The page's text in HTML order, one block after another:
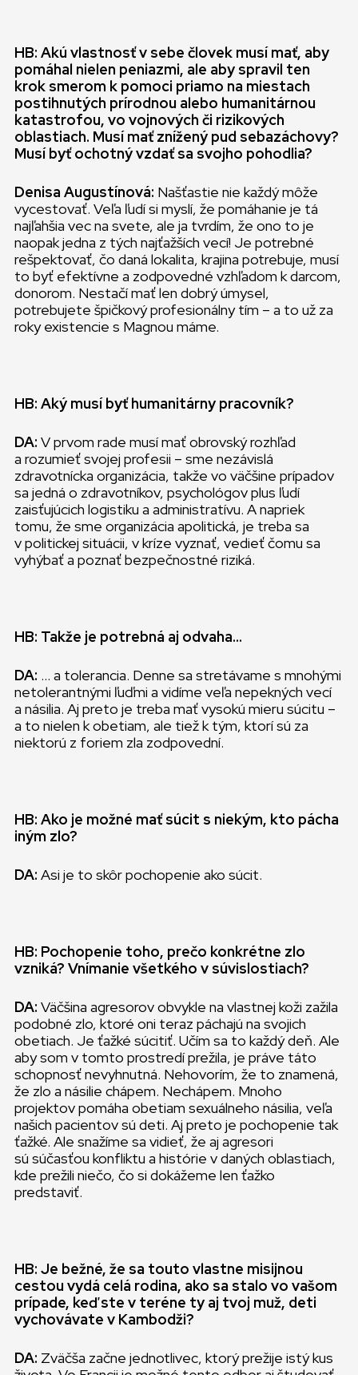
HB: Akú vlastnosť v sebe človek musí mať, aby
pomáhal nielen peniazmi, ale aby spravil ten
krok smerom k pomoci priamo na miestach
postihnutých prírodnou alebo humanitárnou
katastrofou, vo vojnových či rizikových
oblastiach. Musí mať znížený pud sebazáchovy?
Musí byť ochotný vzdať sa svojho pohodlia?
Denisa Augustínová: Našťastie nie každý môže
vycestovať. Veľa ľudí si myslí, že pomáhanie je tá
najľahšia vec na svete, ale ja tvrdím, že ono to je
naopak jedna z tých najťažších vecí! Je potrebné
rešpektovať, čo daná lokalita, krajina potrebuje, musí
to byť efektívne a zodpovedné vzhľadom k darcom,
donorom. Nestačí mať len dobrý úmysel,
potrebujete špičkový profesionálny tím – a to už za
roky existencie s Magnou máme.
HB: Aký musí byť humanitárny pracovník?
DA: V prvom rade musí mať obrovský rozhľad
a rozumieť svojej profesii – sme nezávislá
zdravotnícka organizácia, takže vo väčšine prípadov
sa jedná o zdravotníkov, psychológov plus ľudí
zaisťujúcich logistiku a administratívu. A napriek
tomu, že sme organizácia apolitická, je treba sa
v politickej situácii, v kríze vyznať, vedieť čomu sa
vyhýbať a poznať bezpečnostné riziká.
HB: Takže je potrebná aj odvaha…
DA: … a tolerancia. Denne sa stretávame s mnohými
netolerantnými ľuďmi a vidíme veľa nepekných vecí
a násilia. Aj preto je treba mať vysokú mieru súcitu –
a to nielen k obetiam, ale tiež k tým, ktorí sú za
niektorú z foriem zla zodpovední.
HB: Ako je možné mať súcit s niekým, kto pácha
iným zlo?
DA: Asi je to skôr pochopenie ako súcit.
HB: Pochopenie toho, prečo konkrétne zlo
vzniká? Vnímanie všetkého v súvislostiach?
DA: Väčšina agresorov obvykle na vlastnej koži zažila
podobné zlo, ktoré oni teraz páchajú na svojich
obetiach. Je ťažké súcitiť. Učím sa to každý deň. Ale
aby som v tomto prostredí prežila, je práve táto
schopnosť nevyhnutná. Nehovorím, že to znamená,
že zlo a násilie chápem. Nechápem. Mnoho
projektov pomáha obetiam sexuálneho násilia, veľa
našich pacientov sú deti. Aj preto je pochopenie tak
ťažké. Ale snažíme sa vidieť, že aj agresori
sú súčasťou konfliktu a histórie v daných oblastiach,
kde prežili niečo, čo si dokážeme len ťažko
predstaviť.
HB: Je bežné, že sa touto vlastne misijnou
cestou vydá celá rodina, ako sa stalo vo vašom
prípade, keď ste v teréne ty aj tvoj muž, deti
vychovávate v Kambodži?
DA: Zväčša začne jednotlivec, ktorý prežije istý kus